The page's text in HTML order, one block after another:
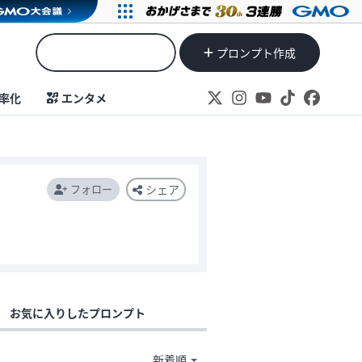
プロンプト作成
化 エンタメ
フォロー シェア
お気に入りしたプロンプト